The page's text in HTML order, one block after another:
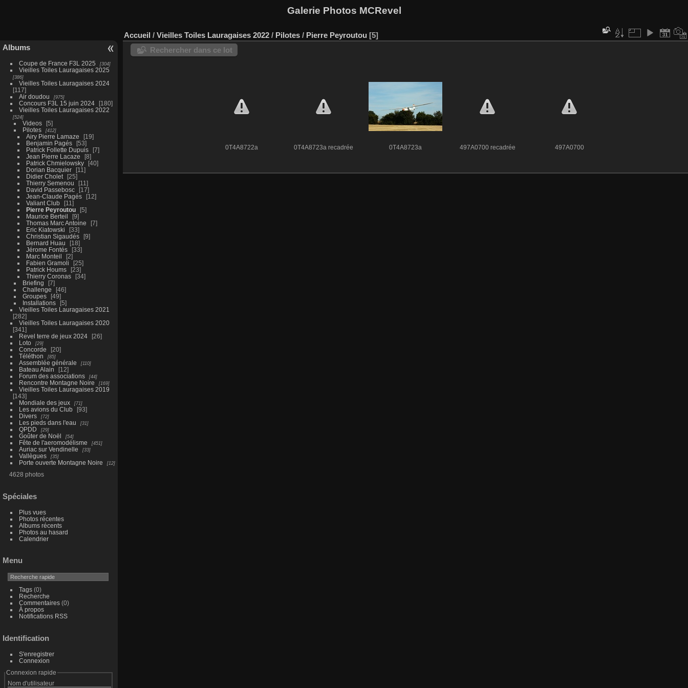
Galerie Photos MCRevel
Albums
Coupe de France F3L 2025 304
Vieilles Toiles Lauragaises 2025
386
Vieilles Toiles Lauragaises 2024
117
Air doudou
975
Concours F3L 15 juin 2024
180
Vieilles Toiles Lauragaises 2022
524
Videos
5
Pilotes
412
Airy Pierre Lamaze
19
Benjamin Pagés
53
Patrick Follette Dupuis
7
Jean Pierre Lacaze
8
Patrick Chmielowsky
40
Dorian Bacquier
11
Didier Cholet
25
Thierry Semenou
11
David Passebosc
17
Jean-Claude Pagés
12
Valiant Club
11
Pierre Peyroutou
5
Maurice Berteil
9
Thomas Marc Antoine
7
Eric Kiatowski
33
Christian Sigaudés
9
Bernard Huau
18
Jérome Fontés
33
Marc Monteil
2
Fabien Gramoli
25
Patrick Houms
23
Thierry Coronas
34
Briefing
7
Challenge
46
Groupes
49
Installations
5
Vieilles Toiles Lauragaises 2021
282
Vieilles Toiles Lauragaises 2020
341
Revel terre de jeux 2024
26
Loto
29
Concorde
20
Téléthon
85
Assemblée générale 110
Bateau Alain
12
Forum des associations
44
Rencontre Montagne Noire 169
Vieilles Toiles Lauragaises 2019
143
Mondiale des jeux
71
Les avions du Club
93
Divers
72
Les pieds dans l'eau 31
QPDD 29
Goûter de Noël 54
Fête de l'aeromodélisme 451
Auriac sur Vendinelle 33
Vallègues 35
Porte ouverte Montagne Noire 12
4628 photos
Spéciales
Plus vues
Photos récentes
Albums récents
Photos au hasard
Calendrier
Menu
Tags(0)
Recherche
Commentaires(0)
À propos
Notifications RSS
Identification
S'enregistrer
Connexion
Connexion rapide
Nom d'utilisateur
Accueil / Vieilles Toiles Lauragaises 2022 / Pilotes / Pierre Peyroutou 5
Rechercher dans ce lot
0T4A8722a 0T4A8723a recadrée 0T4A8723a 497A0700 recadrée 497A0700